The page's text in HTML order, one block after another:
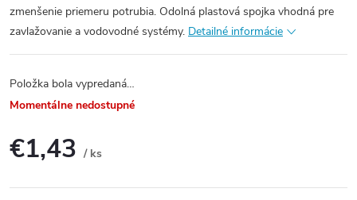
zmenšenie priemeru potrubia. Odolná plastová spojka vhodná pre
zavlažovanie a vodovodné systémy. Detailné informácie
Položka bola vypredaná…
Momentálne nedostupné
€1,43 / ks
cena: